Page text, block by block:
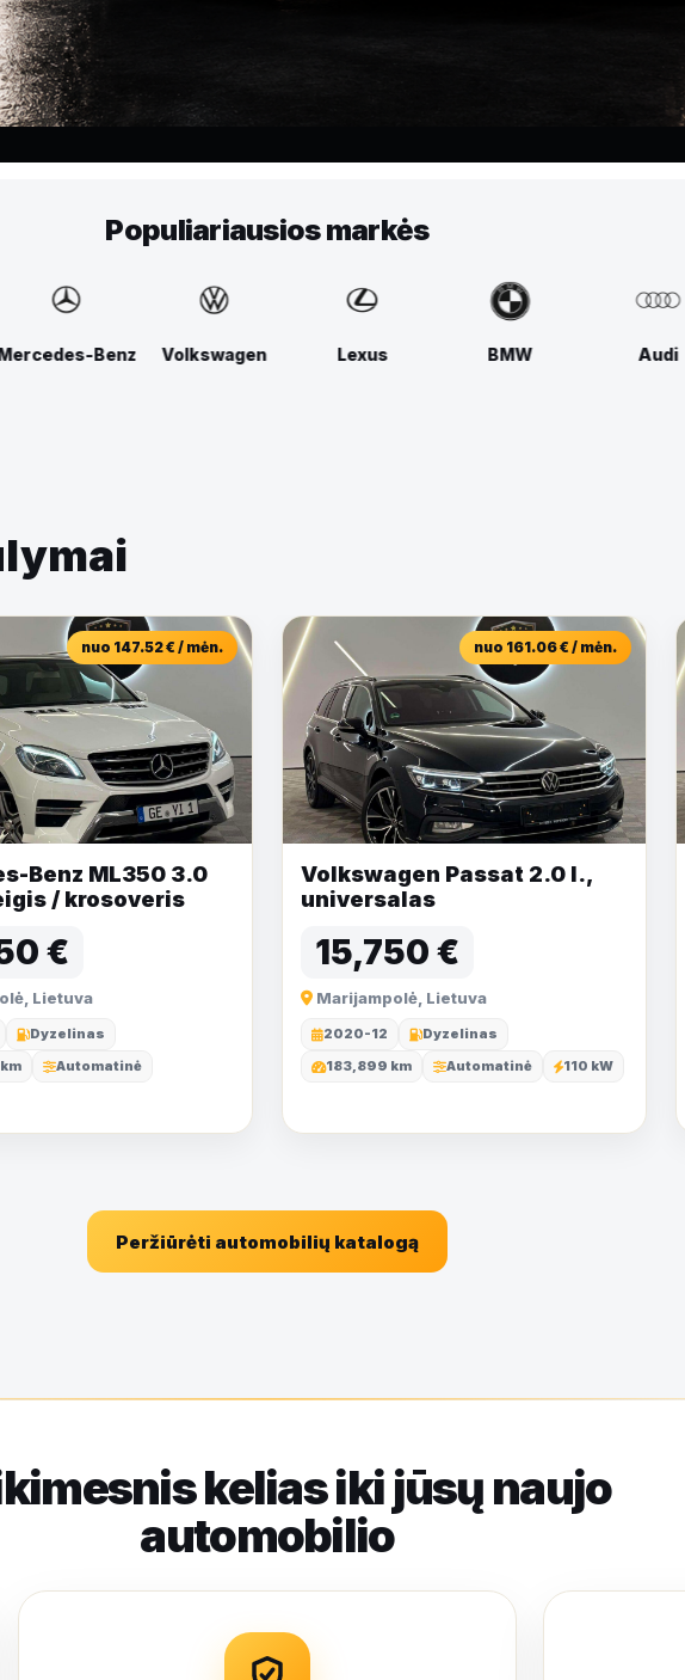
Populiariausios markės
Lexus BMW Audi Mercedes-Benz
nuo 147.52 € / mėn.
Benz ML350 3.0
/ krosoveris
€
Lietuva
Dyzelinas
Automatinė
nuo 161.06 € / mėn.
Volkswagen Passat 2.0 l.,
universalas
15,750 €
Marijampolė, Lietuva
2020-12
Dyzelinas
183,899 km
Automatinė 110 kW
Peržiūrėti automobilių katalogą
kelias iki jūsų naujo
automobilio